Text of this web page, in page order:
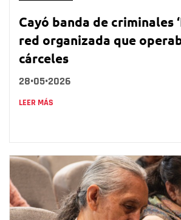
Cayó banda de criminales
red organizada que
cárceles
28•05•2026
LEER MÁS